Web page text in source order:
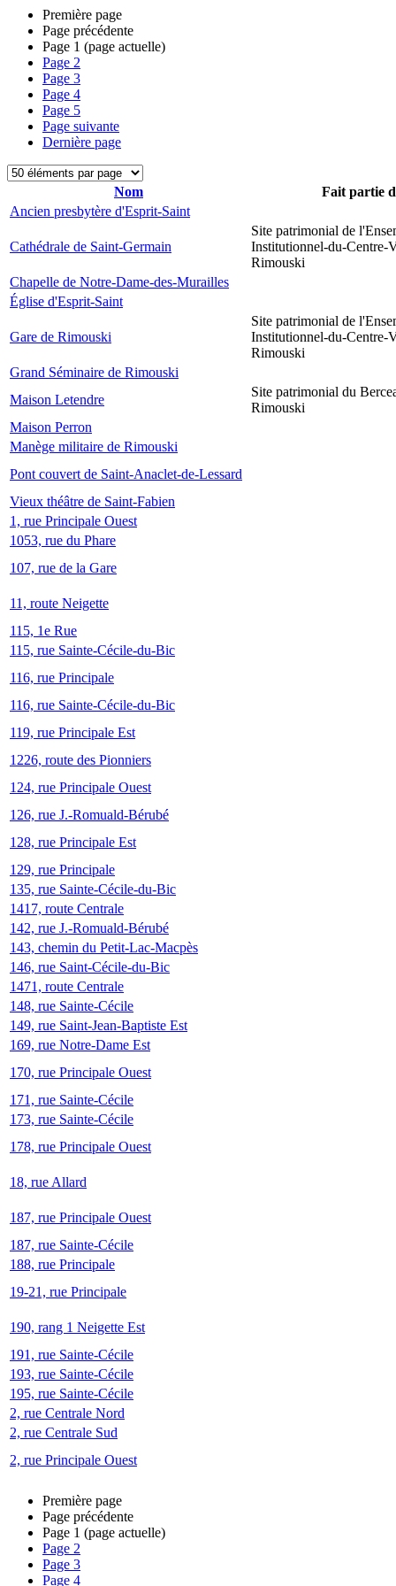
Première page
Page précédente
Page 1 (page actuelle)
Page 2
Page 3
Page 4
Page 5
Page suivante
Dernière page
Nom
Fait partie
Ancien presbytère d'Esprit-Saint
Cathédrale de Saint-Germain
Site patrimonial de
Institutionnel-du-Centre-
Rimouski
Chapelle de Notre-Dame-des-Murailles
Église d'Esprit-Saint
Gare de Rimouski
Site patrimonial de
Institutionnel-du-Centre-
Rimouski
Grand Séminaire de Rimouski
Maison Letendre
Site patrimonial du
Rimouski
Maison Perron
Manège militaire de Rimouski
Pont couvert de Saint-Anaclet-de-Lessard
Vieux théâtre de Saint-Fabien
1, rue Principale Ouest
1053, rue du Phare
107, rue de la Gare
11, route Neigette
115, 1e Rue
115, rue Sainte-Cécile-du-Bic
116, rue Principale
116, rue Sainte-Cécile-du-Bic
119, rue Principale Est
1226, route des Pionniers
124, rue Principale Ouest
126, rue J.-Romuald-Bérubé
128, rue Principale Est
129, rue Principale
135, rue Sainte-Cécile-du-Bic
1417, route Centrale
142, rue J.-Romuald-Bérubé
143, chemin du Petit-Lac-Macpès
146, rue Saint-Cécile-du-Bic
1471, route Centrale
148, rue Sainte-Cécile
149, rue Saint-Jean-Baptiste Est
169, rue Notre-Dame Est
170, rue Principale Ouest
171, rue Sainte-Cécile
173, rue Sainte-Cécile
178, rue Principale Ouest
18, rue Allard
187, rue Principale Ouest
187, rue Sainte-Cécile
188, rue Principale
19-21, rue Principale
190, rang 1 Neigette Est
191, rue Sainte-Cécile
193, rue Sainte-Cécile
195, rue Sainte-Cécile
2, rue Centrale Nord
2, rue Centrale Sud
2, rue Principale Ouest
Première page
Page précédente
Page 1 (page actuelle)
Page 2
Page 3
Page 4